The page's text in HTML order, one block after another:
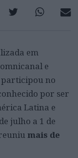
em
e
no
por ser
Latina e
julho a 1 de
mais de